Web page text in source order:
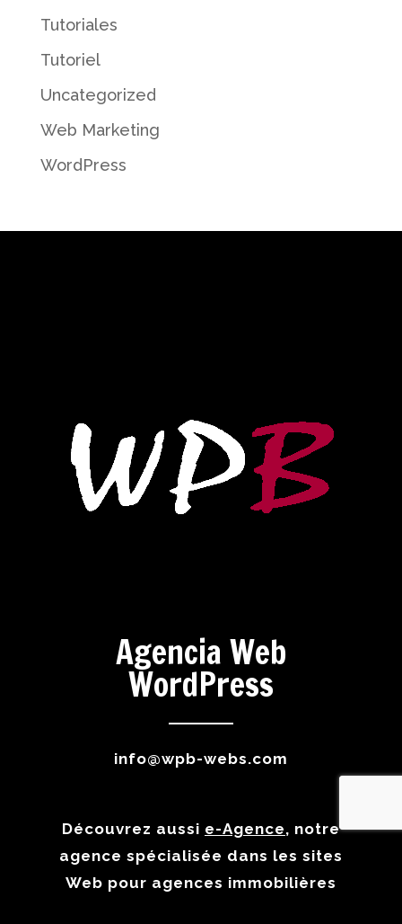
Tutoriales
Tutoriel
Uncategorized
Web Marketing
WordPress
Agencia Web
WordPress
info@wpb-webs.com
Découvrez aussi e-Agence, notre
agence spécialisée dans les sites
Web pour agences immobilières